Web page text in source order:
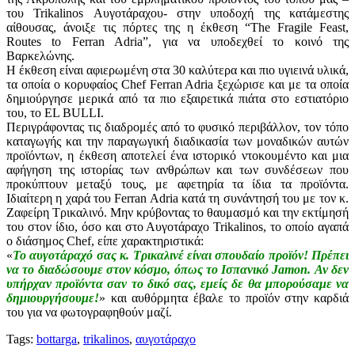
του Trikalinos Αυγοτάραχου- στην υποδοχή της κατάμεστης
αίθουσας, άνοιξε τις πόρτες της η έκθεση “The Fragile Feast,
Routes to Ferran Adria”, για να υποδεχθεί το κοινό της
Βαρκελώνης.
Η έκθεση είναι αφιερωμένη στα 30 καλύτερα και πιο υγιεινά υλικά,
τα οποία ο κορυφαίος Chef Ferran Adria ξεχώρισε και με τα οποία
δημιούργησε μερικά από τα πιο εξαιρετικά πιάτα στο εστιατόριο
του, το EL BULLI.
Περιγράφοντας τις διαδρομές από το φυσικό περιβάλλον, τον τόπο
καταγωγής και την παραγωγική διαδικασία των μοναδικών αυτών
προϊόντων, η έκθεση αποτελεί ένα ιστορικό ντοκουμέντο και μια
αφήγηση της ιστορίας των ανθρώπων και των συνδέσεων που
προκύπτουν μεταξύ τους, με αφετηρία τα ίδια τα προϊόντα.
Ιδιαίτερη η χαρά του Ferran Adria κατά τη συνάντησή του με τον κ.
Ζαφείρη Τρικαλινό. Μην κρύβοντας το θαυμασμό και την εκτίμησή
του στον ίδιο, όσο και στο Αυγοτάραχο Trikalinos, το οποίο αγαπά
ο διάσημος Chef, είπε χαρακτηριστικά:
«Το αυγοτάραχό σας κ. Τρικαλινέ είναι σπουδαίο προϊόν! Πρέπει
να το διαδώσουμε στον κόσμο, όπως το Ισπανικό Jamon. Αν δεν
υπήρχαν προϊόντα σαν το δικό σας, εμείς δε θα μπορούσαμε να
δημιουργήσουμε!» και αυθόρμητα έβαλε το προϊόν στην καρδιά
του για να φωτογραφηθούν μαζί.
Tags: bottarga, trikalinos, αυγοτάραχο